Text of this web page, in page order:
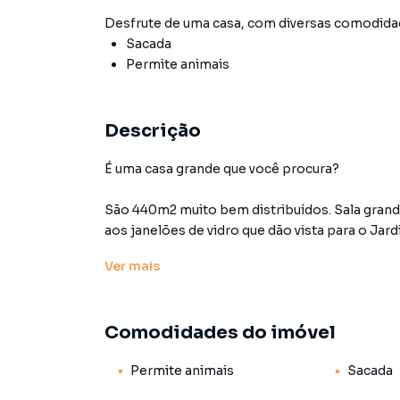
Desfrute de uma casa, com diversas
Sacada
Permite animais
Descrição
É uma casa grande que você procura?
São 440m2 muito bem distribuídos. Sala
aos janelões de vidro que dão vista para o
tv ampla , onde você pode colocar aquele sofá
size, área de leitura próxima a janela
sendo um deles um quarto duplo com área
Ver mais
Comodidades do imóvel
Permite animais Sacada